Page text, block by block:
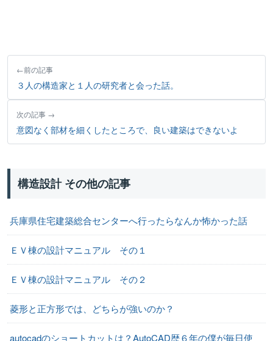
前の記事
３人の構造家と１人の研究者と会った話。
次の記事
意図なく部材を細くしたところで、良い建築はできないよ
構造設計 その他の記事
兵庫県住宅建築総合センターへ行ったらなんか怖かった話
ＥＶ棟の設計マニュアル その１
ＥＶ棟の設計マニュアル その２
菱形と正方形では、どちらが強いのか？
autocadのショートカットは？AutoCAD歴６年の僕が毎日使